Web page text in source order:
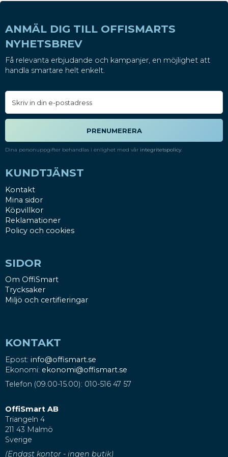
ANMÄL DIG TILL OFFISMARTS
NYHETSBREV
Få relevanta erbjudande och kampanjer, en möjlighet att
handla smartare helt enkelt.
PRENUMERERA
Dina personuppgifter behandlas i enlighet med vår integritetspolicy.
KUNDTJÄNST
Kontakt
Mina sidor
Köpvillkor
Reklamationer
Policy och cookies
SIDOR
Om OffiSmart
Trycksaker
Miljö och certifieringar
KONTAKT
Epost: info@offismart.se
Ekonomi: ekonomi@offismart.se
Telefon (09.00-15.00): 010-516 47 57
OffiSmart AB
Triangeln 4
211 43 Malmö
Sverige
(Endast kontor - ingen butik)